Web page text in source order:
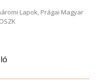
Lapok, Prágai Magyar